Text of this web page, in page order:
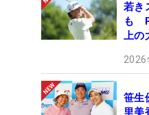
若き
も
上の
2026
笹生